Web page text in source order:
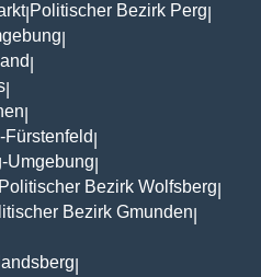
| Politischer Bezirk Perg
Umgebung
Politischer Bezirk Wolfsberg
Bezirk Gmunden